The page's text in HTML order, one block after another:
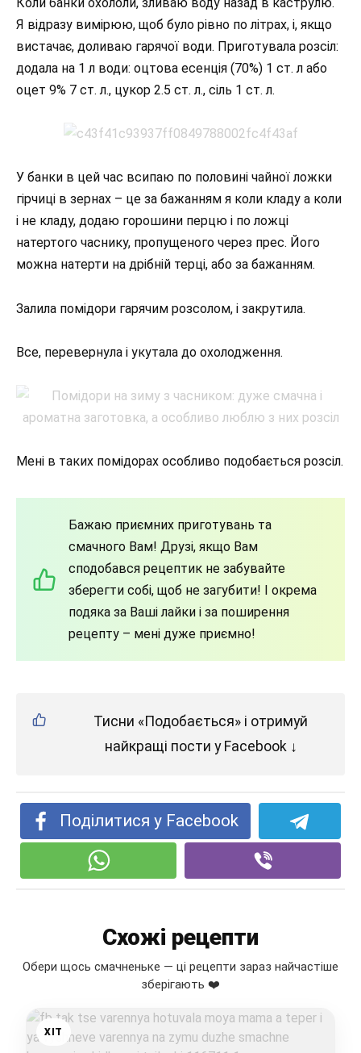
Я відразу вимірюю, щоб було рівно по літрах, і, якщо
вистачає, доливаю гарячої води. Приготувала розсіл:
додала на 1 л води: оцтова есенція (70%) 1 ст. л або
оцет 9% 7 ст. л., цукор 2.5 ст. л., сіль 1 ст. л.
У банки в цей час всипаю по половині чайної ложки
гірчиці в зернах – це за бажанням я коли кладу а коли
і не кладу, додаю горошини перцю і по ложці
натертого часнику, пропущеного через прес. Його
можна натерти на дрібній терці, або за бажанням.
Залила помідори гарячим розсолом, і закрутила.
Все, перевернула і укутала до охолодження.
Мені в таких помідорах особливо подобається розсіл.
Бажаю приємних приготувань та
смачного Вам! Друзі, якщо Вам
сподобався рецептик не забувайте
зберегти собі, щоб не загубити! І окрема
подяка за Ваші лайки і за поширення
рецепту – мені дуже приємно!
Тисни «Подобається» і отримуй
найкращі пости у Facebook ↓
Поділитися у Facebook
Схожі рецепти
Обери щось смачненьке — ці рецепти зараз найчастіше
зберігають ❤️
ХІТ